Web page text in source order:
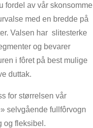
fordel av vår skonsomme
med en bredde på
Valsen har slitesterke
og bevarer
i fôret på best mulige
duttak.
for størrelsen vår
selvgående fullfôrvogn
og fleksibel.